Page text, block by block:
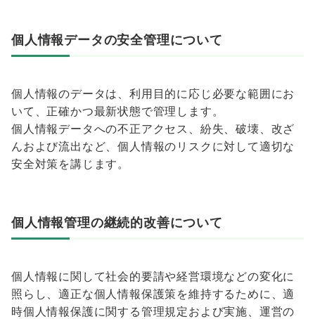
個人情報データの安全管理について
個人情報のデータは、利用目的に応じ必要な範囲にお
いて、正確かつ最新状態で管理します。
個人情報データへの不正アクセス、紛失、破壊、改ざ
んおよび流出など、個人情報のリスクに対して適切な
安全対策を講じます。
個人情報管理の継続的改善について
個人情報に関して社会的要請や経営環境などの変化に
照らし、適正な個人情報保護策を維持するために、適
時個人情報保護に関する管理規定および実施、運営の